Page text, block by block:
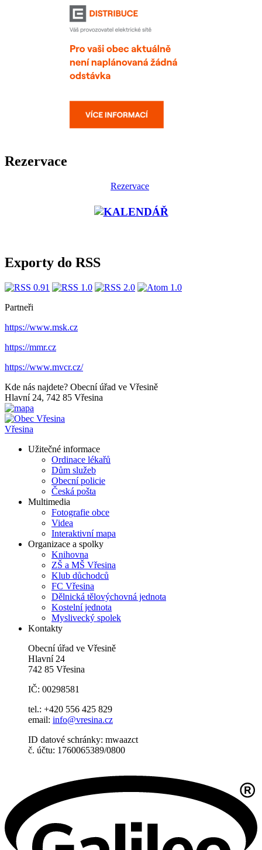
Rezervace
Rezervace
Exporty do RSS
Partneři
https://www.msk.cz
https://mmr.cz
https://www.mvcr.cz/
Kde nás najdete? Obecní úřad ve Vřesině
Hlavní 24, 742 85 Vřesina
Vřesina
Užitečné informace
Ordinace lékařů
Dům služeb
Obecní policie
Česká pošta
Multimedia
Fotografie obce
Videa
Interaktivní mapa
Organizace a spolky
Knihovna
ZŠ a MŠ Vřesina
Klub důchodců
FC Vřesina
Dělnická tělovýchovná jednota
Kostelní jednota
Myslivecký spolek
Kontakty
Obecní úřad ve Vřesině
Hlavní 24
742 85 Vřesina
IČ: 00298581
tel.: +420 556 425 829
email: info@vresina.cz
ID datové schránky: mwaazct
č. účtu: 1760065389/0800